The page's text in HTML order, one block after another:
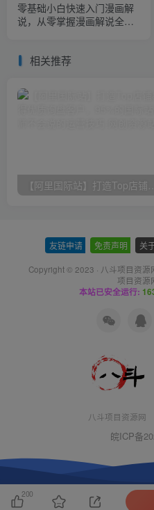
零基础小白快速入门漫画解
说，从零掌握漫画解说全过
相关推荐
【阿里国际站】打造Top店铺&获
友链申请 免责声明 关
Copyright © 2023 · 八斗项目资源
项目资源
本站已安全运行:
八斗项目资源网
皖ICP备
200